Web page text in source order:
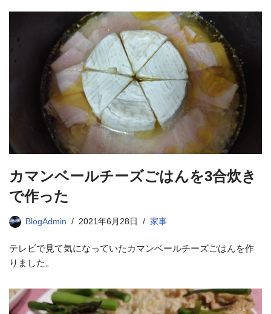
カマンベールチーズごはんを3合炊き
で作った
BlogAdmin 2021年6月28日 家事
テレビで見て気になっていたカマンベールチーズごはんを作
りました。